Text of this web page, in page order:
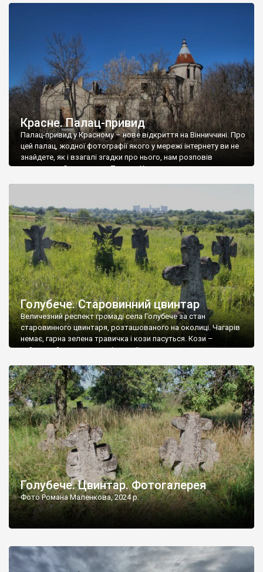
Красне. Палац-привид
Палац-привид у Красному – нове відкриття на Вінниччині. Про
цей палац, жодної фотографії якого у мережі інтернету ви не
знайдете, як і взагалі згадки про нього, нам розповів
мешканець Самгородка. Палац у Красному вразив не лише
Голубече. Старовинний цвинтар
Величезний респект громаді села Голубече за стан
старовинного цвинтаря, розташованого на околиці. Чагарів
немає, гарна зелена травичка і кози пасуться. Кози –
найкращий регулятор шкідливої, для старих кладовищ,
бруньками, кози ті бруньки обгризають, бо то улюблений
делікатес. На цвинтарі у Голубечому ціла колекція
різноманітних форм хрестів. Село відносно невелике, […]
Голубече. Цвинтар. Фотогалерея
Фото Романа Маленкова, 2024 р.